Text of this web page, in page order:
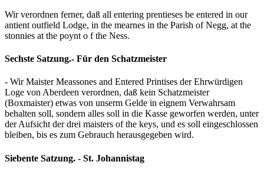
Wir verordnen ferner, daß all entering prentieses be entered in our
antient outfield Lodge, in the mearnes in the Parish of Negg, at the
stonnies at the poynt o f the Ness.
Sechste Satzung.- Für den Schatzmeister
- Wir Maister Meassones and Entered Printises der Ehrwürdigen
Loge von Aberdeen verordnen, daß kein Schatzmeister
(Boxmaister) etwas von unserm Gelde in eignem Verwahrsam
behalten soll, sondern alles soll in die Kasse geworfen werden, unter
der Aufsicht der drei maisters of the keys, und es soll eingeschlossen
bleiben, bis es zum Gebrauch herausgegeben wird.
Siebente Satzung. - St. Johannistag